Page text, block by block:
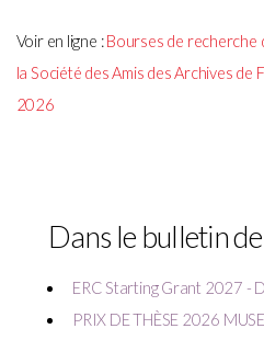
Voir en ligne :Bourses de recherche
la Société des Amis des Archives de
2026
Dans le bulletin
ERC Starting Grant 2027 -
PRIX DE THÈSE 2026